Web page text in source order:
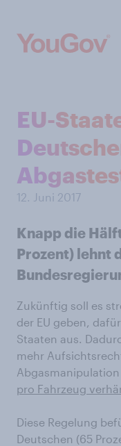
EU-
12. Juni 2017
Knapp die
Prozent) lehnt
Zukünftig soll es
der EU geben,
Staaten aus.
mehr
Abgasmanipulation
pro Fahrzeug
Diese Regelung
Deutschen (65